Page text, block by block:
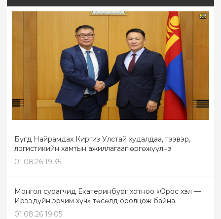
Бүгд Найрамдах Киргиз Улстай худалдаа, тээвэр,
логистикийн хамтын ажиллагааг өргөжүүлнэ
01.08.26 19:35
Монгол сурагчид Екатеринбург хотноо «Орос хэл —
Ирээдүйн эрчим хүч» төсөлд оролцож байна
01.08.26 19:05